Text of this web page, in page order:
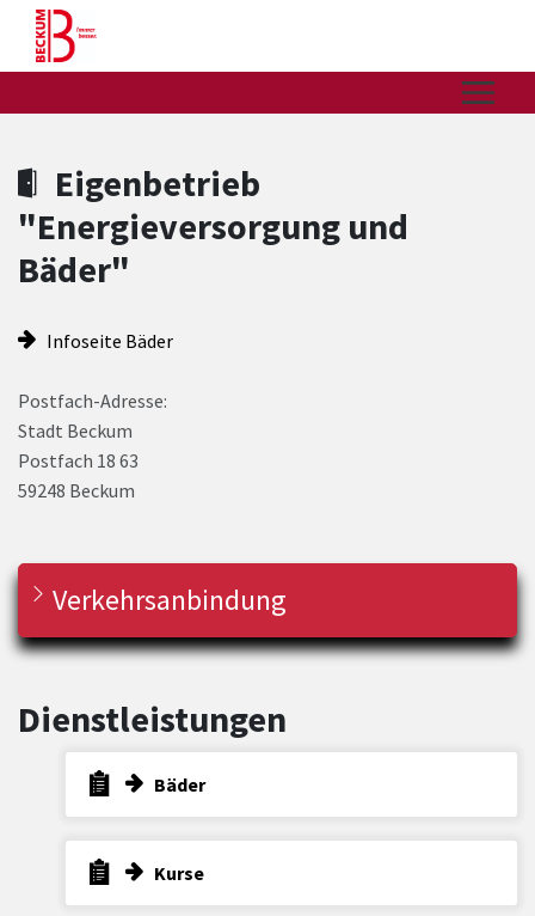
Zum Hauptinhalt springen
Eigenbetrieb
"Energieversorgung und
Bäder"
Infoseite Bäder
Postfach-Adresse:
Stadt Beckum
Postfach 18 63
59248 Beckum
Verkehrsanbindung
Dienstleistungen
Bäder
Kurse